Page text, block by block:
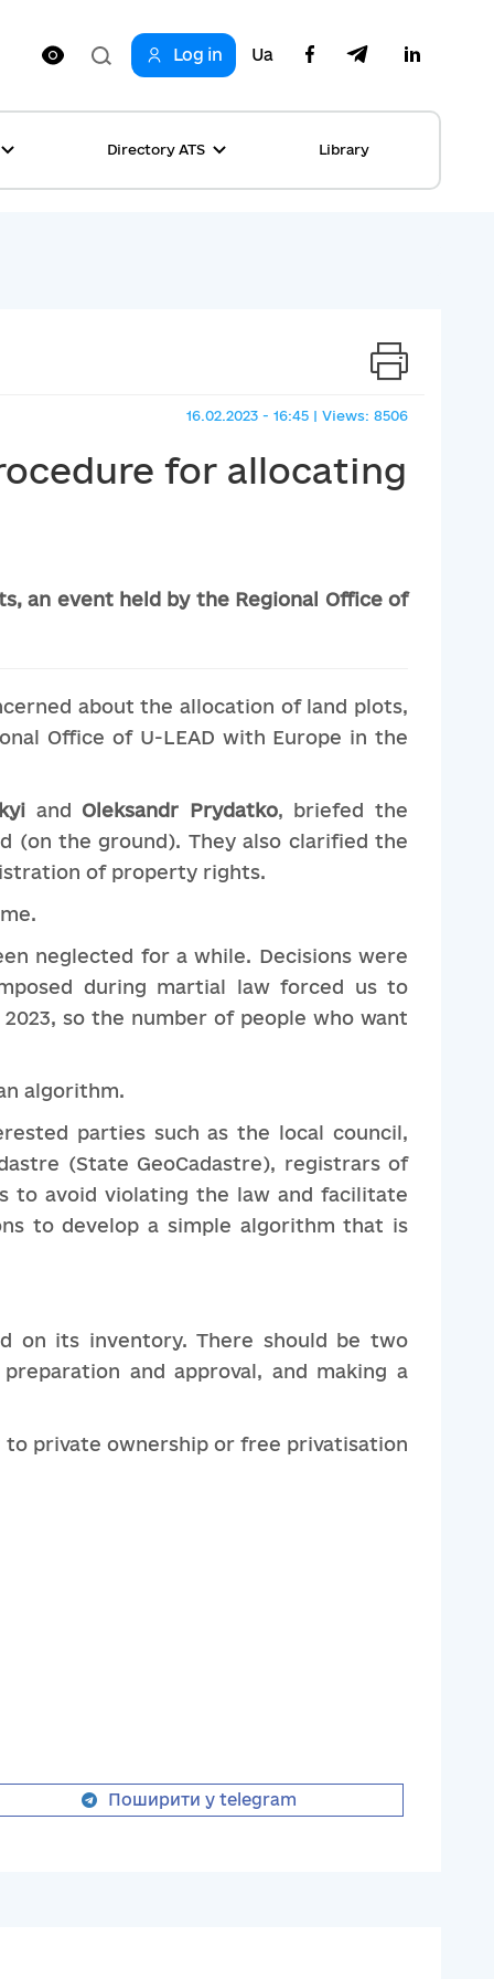
Log in Ua
Directory ATS Library
16.02.2023 - 16:45 | Views: 8506
for allocating
an event held by the Regional Office of
about the allocation of land plots,
Office of U-LEAD with Europe in the
and Oleksandr Prydatko, briefed the
(on the ground). They also clarified the
of property rights.
neglected for a while. Decisions were
during martial law forced us to
so the number of people who want
algorithm.
parties such as the local council,
(State GeoCadastre), registrars of
to avoid violating the law and facilitate
to develop a simple algorithm that is
on its inventory. There should be two
and approval, and making a
private ownership or free privatisation
Поширити у telegram